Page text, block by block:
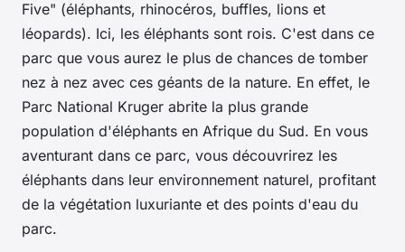
Five" (éléphants, rhinocéros, buffles, lions et
léopards). Ici, les éléphants sont rois. C'est dans ce
parc que vous aurez le plus de chances de tomber
nez à nez avec ces géants de la nature. En effet, le
Parc National Kruger abrite la plus grande
population d'éléphants en Afrique du Sud. En vous
aventurant dans ce parc, vous découvrirez les
éléphants dans leur environnement naturel, profitant
de la végétation luxuriante et des points d'eau du
parc.